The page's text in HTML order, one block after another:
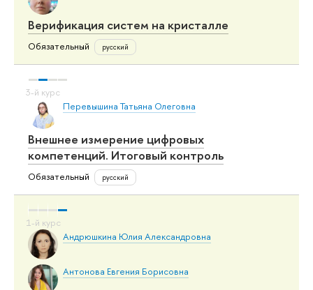
Верификация систем на кристалле
Обязательный русский
Перевышина Татьяна Олеговна
Внешнее измерение цифровых
компетенций. Итоговый контроль
Обязательный русский
Андрюшкина Юлия Александровна
Антонова Евгения Борисовна